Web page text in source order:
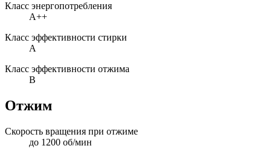
Класс энергопотребления
A++
Класс эффективности стирки
A
Класс эффективности отжима
B
Отжим
Скорость вращения при отжиме
до 1200 об/мин